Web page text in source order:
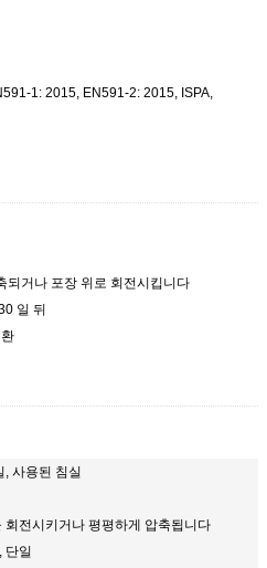
1: 2015, EN591-2: 2015, ISPA,
되거나 포장 위로 회전시킵니다
일 뒤
, 사용된 침실
회전시키거나 평평하게 압축됩니다
단일